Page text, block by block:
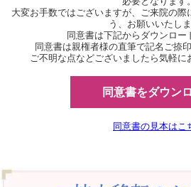
大変お手数ではございますが、ご来院の際
う、お願いいたしま
同意書は下記からダウンロー
同意書は親権者様の直筆で記名ご捺
ご不明な点などございましたら気軽に
同意書をダウン
同意書の見本はこ